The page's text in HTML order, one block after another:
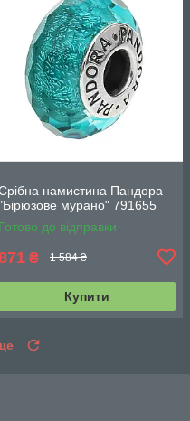
намистина Пандора
мурано" 791655
Готово до відправки
₴ 1 584 ₴
Купити